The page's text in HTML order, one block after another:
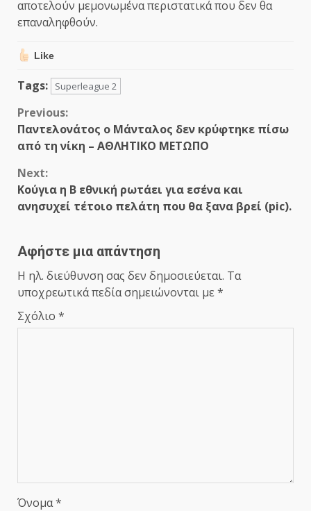
αποτελούν μεμονωμένα περιστατικά που δεν θα
επαναληφθούν.
Like
Tags: Superleague 2
Continue
Reading
Previous:
Παντελονάτος ο Μάνταλος δεν κρύφτηκε πίσω
από τη νίκη – ΑΘΛΗΤΙΚΟ ΜΕΤΩΠΟ
Next:
Κούγια η Β εθνική ρωτάει για εσένα και
ανησυχεί τέτοιο πελάτη που θα ξανα βρεί (pic).
Αφήστε μια απάντηση
Η ηλ. διεύθυνση σας δεν δημοσιεύεται. Τα
υποχρεωτικά πεδία σημειώνονται με *
Σχόλιο *
Όνομα*